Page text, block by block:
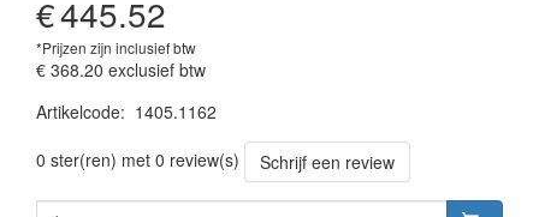
€445.52
*Prijzen zijn inclusief btw
€ 368.20 exclusief btw
Artikelcode: 1405.1162
0 ster(ren) met 0 review(s)
Schrijf een review